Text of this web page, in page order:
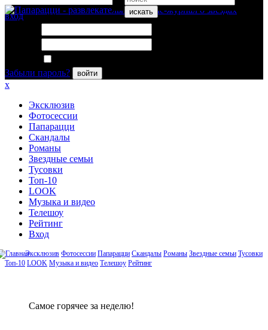
искать
вход
Забыли пароль?
войти
x
Эксклюзив
Фотосессии
Папарацци
Скандалы
Романы
Звездные семьи
Тусовки
Топ-10
LOOK
Музыка и видео
Телешоу
Рейтинг
Вход
Эксклюзив Фотосессии Папарацци Скандалы Романы Звездные семьи Тусовки
Топ-10 LOOK Музыка и видео Телешоу Рейтинг
Сaмое гoрячее за неделю!